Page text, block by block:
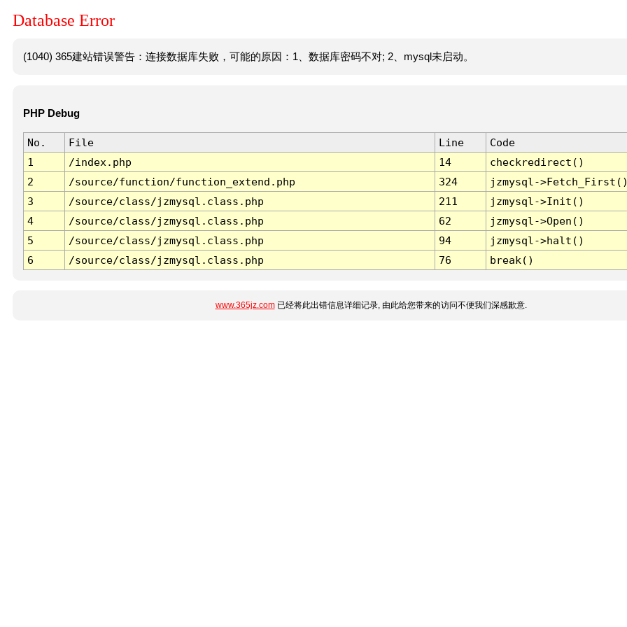
Database Error
(1040) 365建站错误警告：连接数据库失败，可能的原因：1、数据库密码不对; 2、mysql未启动。
PHP Debug
No. File Line
Code
1
/index.php 14
checkredirect()
2
/source/function/function_extend.php 324
jzmysql-
3
/source/class/jzmysql.class.php 211
jzmysql->Init()
4
/source/class/jzmysql.class.php 62
jzmysql->Open()
5
/source/class/jzmysql.class.php 94
jzmysql->halt()
6
/source/class/jzmysql.class.php 76 break()
www.365jz.com已经将此出错信息详细记录, 由此给您带来的访问不便我们深感歉意.